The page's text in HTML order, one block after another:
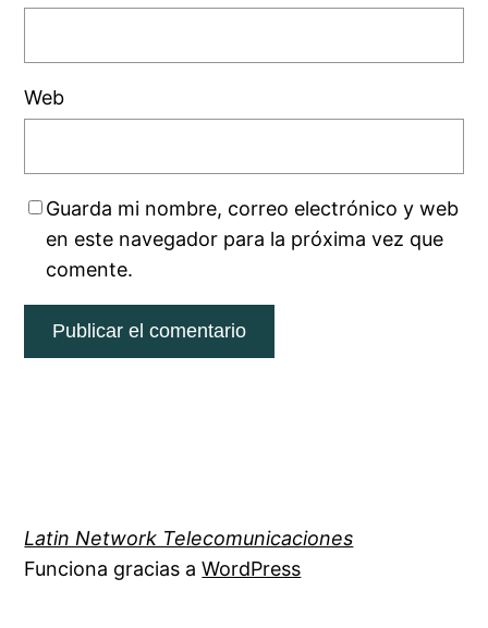
Web
Guarda mi nombre, correo electrónico y web
en este navegador para la próxima vez que
comente.
Latin Network Telecomunicaciones
Funciona gracias aWordPress